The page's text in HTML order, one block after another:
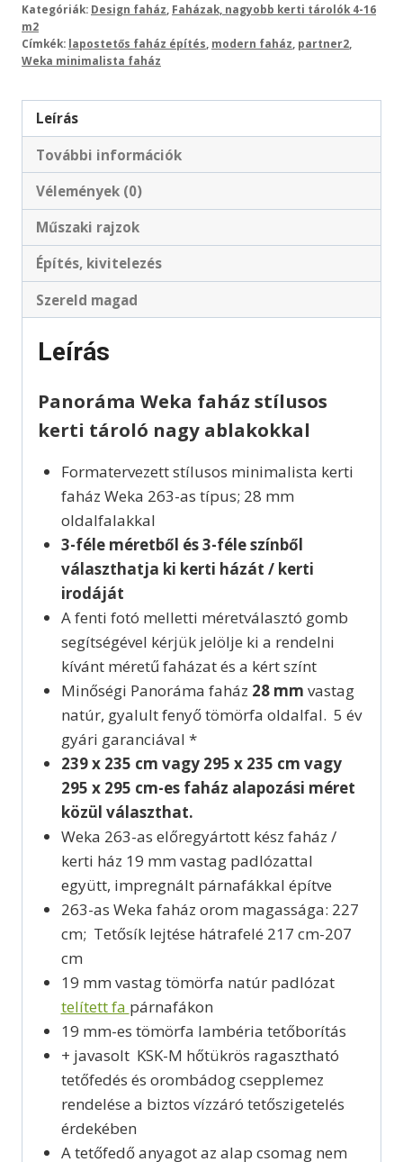
Kategóriák: Design faház Faházak, nagyobb kerti tárolók 4-16
m2
Címkék: lapostetős faház építés modern faház partner2
Weka minimalista faház
Leírás
További információk
Vélemények (0)
Műszaki rajzok
Építés, kivitelezés
Szereld magad
Leírás
Panoráma Weka faház stílusos
kerti tároló nagy ablakokkal
Formatervezett stílusos minimalista kerti
faház Weka 263-as típus; 28 mm
oldalfalakkal
3-féle méretből és 3-féle színből
választhatja ki kerti házát / kerti
irodáját
A fenti fotó melletti méretválasztó gomb
segítségével kérjük jelölje ki a rendelni
kívánt méretű faházat és a kért színt
Minőségi Panoráma faház 28 mm vastag
natúr, gyalult fenyő tömörfa oldalfal. 5 év
gyári garanciával *
239 x 235 cm vagy 295 x 235 cm vagy
295 x 295 cm-es faház alapozási méret
közül választhat.
Weka 263-as előregyártott kész faház /
kerti ház 19 mm vastag padlózattal
együtt, impregnált párnafákkal építve
263-as Weka faház orom magassága: 227
cm; Tetősík lejtése hátrafelé 217 cm-207
cm
19 mm vastag tömörfa natúr padlózat
telített fa párnafákon
19 mm-es tömörfa lambéria tetőborítás
+ javasolt KSK-M hőtükrös ragasztható
tetőfedés és orombádog csepplemez
rendelése a biztos vízzáró tetőszigetelés
érdekében
A tetőfedő anyagot az alap csomag nem